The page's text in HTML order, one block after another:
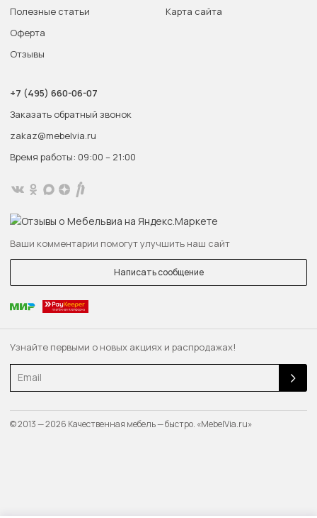
Узнайте первыми о новых акциях и распродажах!
Email
Полезные статьи
Оферта
Отзывы
Карта сайта
+7 (495) 660-06-07
Заказать обратный звонок
zakaz@mebelvia.ru
Время работы: 09:00 – 21:00
Ваши комментарии помогут улучшить наш сайт
Написать сообщение
© 2013 — 2026 Качественная мебель — быстро. «MebelVia.ru»